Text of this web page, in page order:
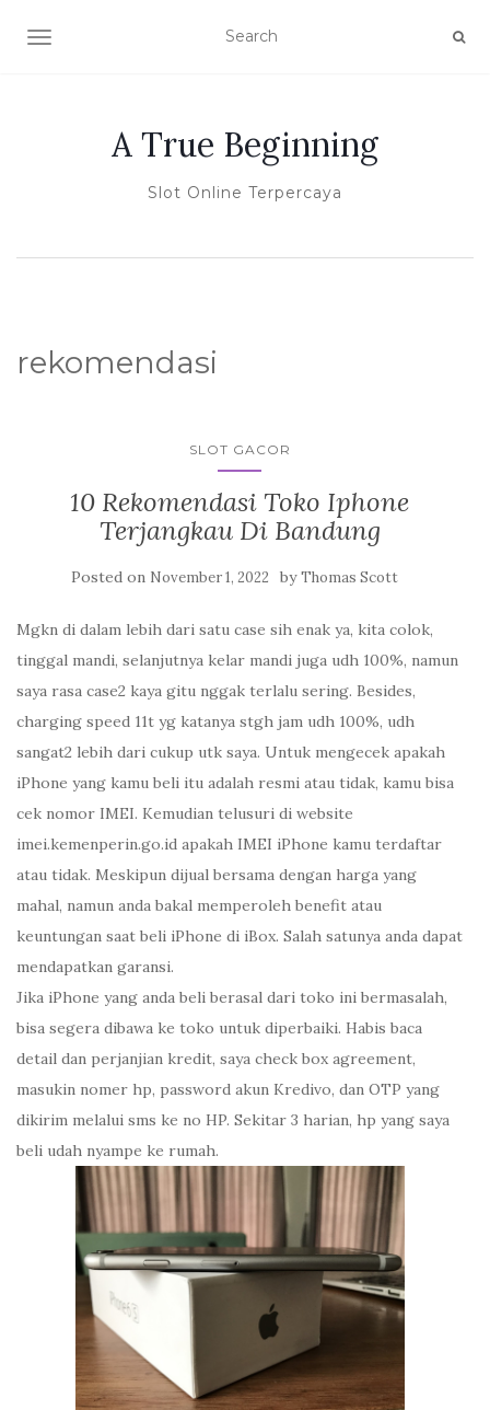
TOGGLE NAVIGATION
A True Beginning
Slot Online Terpercaya
rekomendasi
SLOT GACOR
10 Rekomendasi Toko Iphone
Terjangkau Di Bandung
Posted on November 1, 2022 byThomas Scott
Mgkn di dalam lebih dari satu case sih enak ya, kita colok,
tinggal mandi, selanjutnya kelar mandi juga udh 100%, namun
saya rasa case2 kaya gitu nggak terlalu sering. Besides,
charging speed 11t yg katanya stgh jam udh 100%, udh
sangat2 lebih dari cukup utk saya. Untuk mengecek apakah
iPhone yang kamu beli itu adalah resmi atau tidak, kamu bisa
cek nomor IMEI. Kemudian telusuri di website
imei.kemenperin.go.id apakah IMEI iPhone kamu terdaftar
atau tidak. Meskipun dijual bersama dengan harga yang
mahal, namun anda bakal memperoleh benefit atau
keuntungan saat beli iPhone di iBox. Salah satunya anda dapat
mendapatkan garansi.
Jika iPhone yang anda beli berasal dari toko ini bermasalah,
bisa segera dibawa ke toko untuk diperbaiki. Habis baca
detail dan perjanjian kredit, saya check box agreement,
masukin nomer hp, password akun Kredivo, dan OTP yang
dikirim melalui sms ke no HP. Sekitar 3 harian, hp yang saya
beli udah nyampe ke rumah.